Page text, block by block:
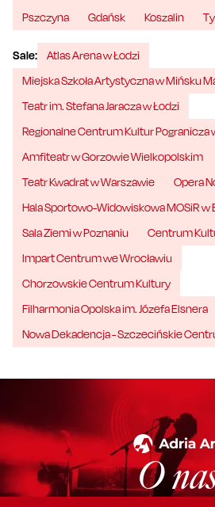
Pszczyna
Gdańsk Koszalin
Sale:
Atlas Arena w Łodzi
Miejska Szkoła Artystyczna w Mińsku
Teatr im. Stefana Jaracza w Łodzi
Regionalne Centrum Kultur Pogranicza
Amfiteatr w Gorzowie Wielkopolskim
Teatr Kwadrat w Warszawie
Opera
Hala Sportowo-Widowiskowa MOSiR w
Sala Ziemi w Poznaniu
Centrum
Impart Centrum we Wrocławiu
Chorzowskie Centrum Kultury
Filharmonia Opolska im. Józefa Elsnera
Nowa Dekadencja - Szczecińskie
O